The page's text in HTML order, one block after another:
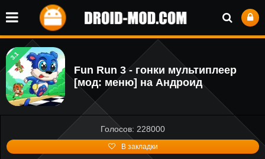
3.1
Fun Run 3 - гонки мультиплеер
[мод: меню] на Андроид
Голосов: 228000
В закладки